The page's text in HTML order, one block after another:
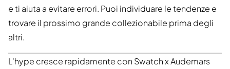
e ti aiuta a evitare errori. Puoi individuare le tendenze e
trovare il prossimo grande collezionabile prima degli
altri.
L'hype cresce rapidamente con Swatch x Audemars